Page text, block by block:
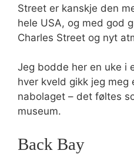
Street er kanskje den
hele USA, og med god
Charles Street og nyt
Jeg bodde her en uke i
hver kveld gikk jeg meg
nabolaget – det føltes
museum.
Back Bay